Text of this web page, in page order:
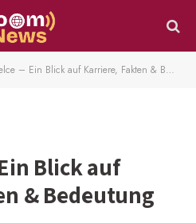
– Ein Blick auf Karriere, Fakten & Bedeutung
Blick auf
& Bedeutung